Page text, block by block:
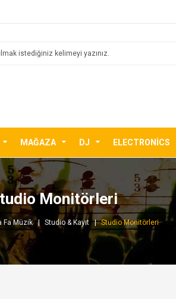
MAĞAZA DJ ELECTRONICS
Monitörleri
Fa Müzik Studio & Kayıt Studio Monitörleri